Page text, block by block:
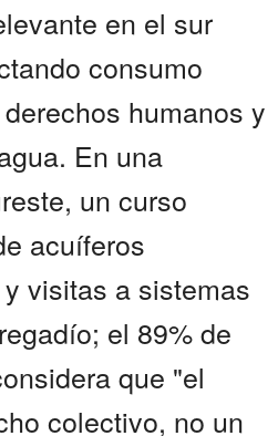
en el sur
consumo
humanos y
En una
un curso
acuíferos
visitas a sistemas
el 89% de
que "el
colectivo, no un